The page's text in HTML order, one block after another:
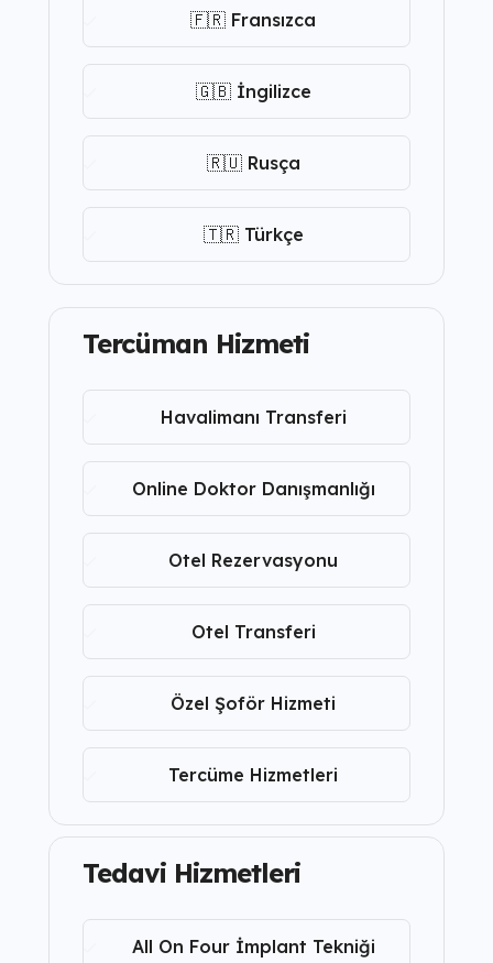
🇫🇷 Fransızca
🇬🇧 İngilizce
🇷🇺 Rusça
🇹🇷 Türkçe
Tercüman Hizmeti
Havalimanı Transferi
Online Doktor Danışmanlığı
Otel Rezervasyonu
Otel Transferi
Özel Şoför Hizmeti
Tercüme Hizmetleri
Tedavi Hizmetleri
All On Four İmplant Tekniği